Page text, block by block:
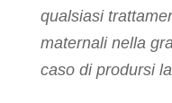
qualsiasi
maternali nella
caso di prodursi